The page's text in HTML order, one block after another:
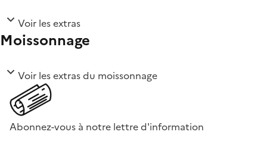
Voir les extras
Moissonnage
Voir les extras du moissonnage
Abonnez-vous à notre lettre d'information